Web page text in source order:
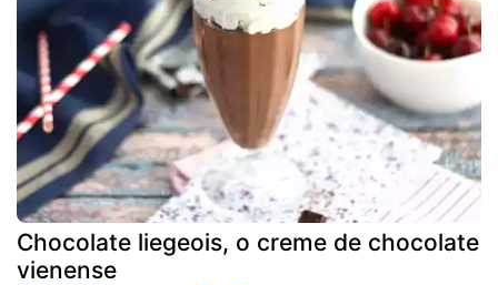
Chocolate liegeois, o creme de chocolate
vienense